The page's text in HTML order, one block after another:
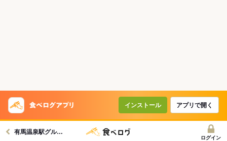
インストール アプリで開く
有馬温泉駅グルメへ
ログイン